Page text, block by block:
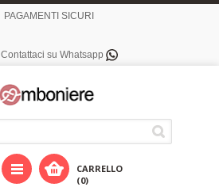
PAGAMENTI SICURI
Contattaci su Whatsapp
CARRELLO
(0)